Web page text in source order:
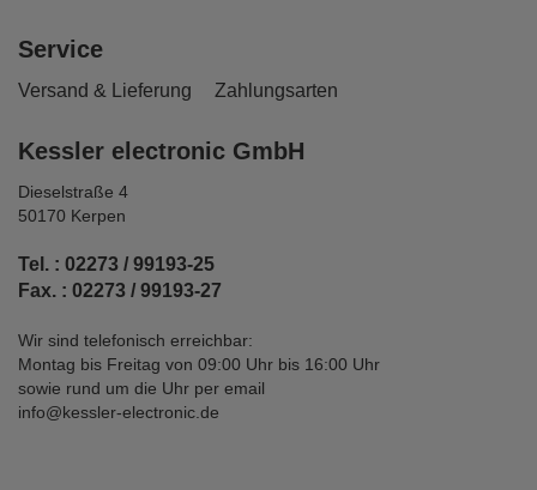
Service
Versand & Lieferung Zahlungsarten
Kessler electronic GmbH
Dieselstraße 4
50170 Kerpen
Tel. : 02273 / 99193-25
Fax. : 02273 / 99193-27
Wir sind telefonisch erreichbar:
Montag bis Freitag von 09:00 Uhr bis 16:00 Uhr
sowie rund um die Uhr per email
info@kessler-electronic.de